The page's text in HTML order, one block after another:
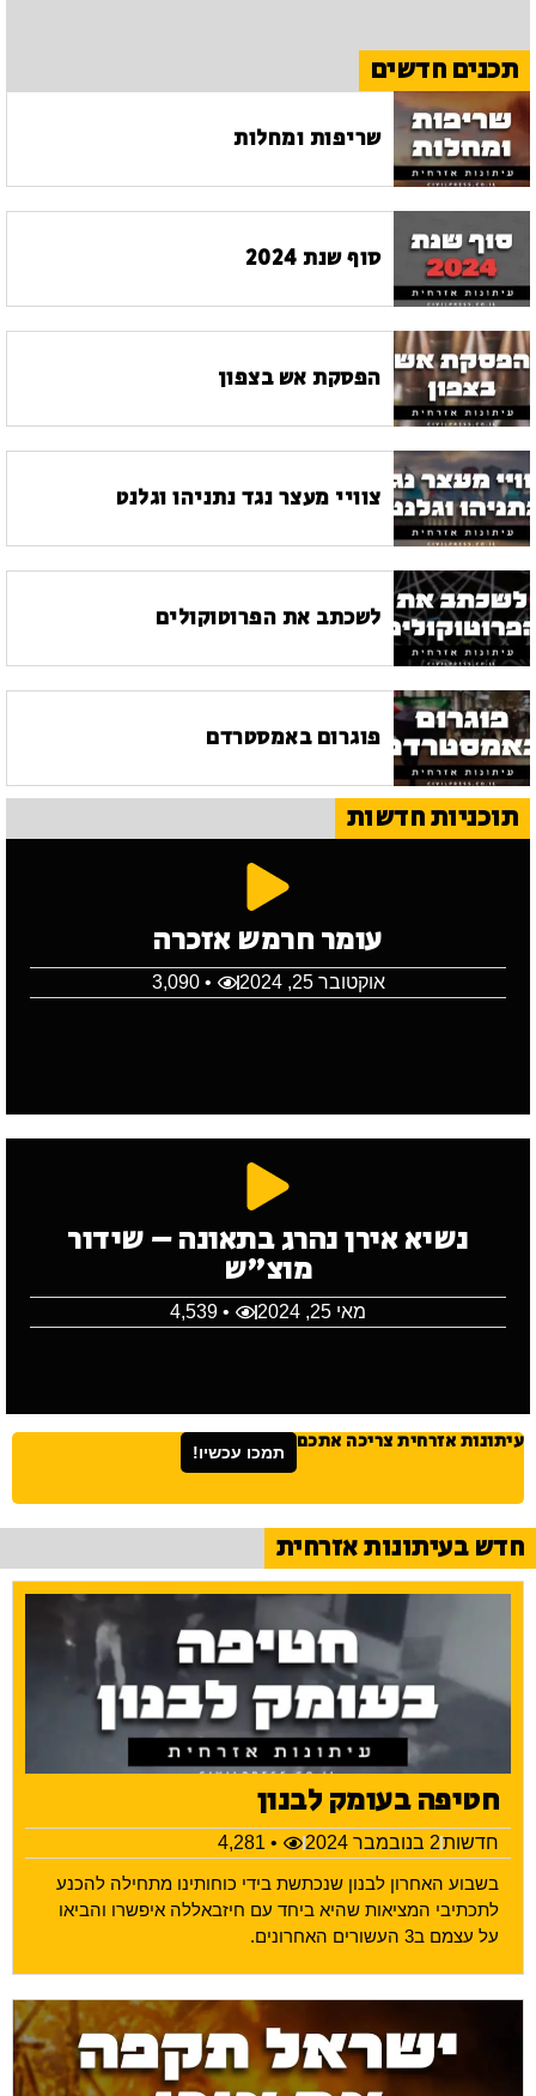
תכנים חדשים
שריפות ומחלות
סוף שנת 2024
הפסקת אש בצפון
צוויי מעצר נגד נתניהו וגלנט
לשכתב את הפרוטוקולים
פוגרום באמסטרדם
תוכניות חדשות
עומר חרמש אזכרה
אוקטובר 25, 2024 • 3,090
נשיא אירן נהרג בתאונה – שידור
מוצ"ש
מאי 25, 2024 • 4,539
עיתונות אזרחית צריכה אתכם תמכו עכשיו!
חדש בעיתונות אזרחית
חטיפה בעומק לבנון
חדשות2 בנובמבר 2024
• 4,281
בשבוע האחרון לבנון שנכתשת בידי כוחותינו מתחילה להכנע
לתכתיבי המציאות שהיא ביחד עם חיזבאללה איפשרו והביאו
על עצמם ב3 העשורים האחרונים.